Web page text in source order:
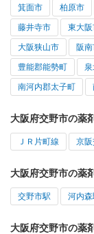
箕面市 柏原市
藤井寺市 東大
大阪狭山市 阪
豊能郡能勢町
南河内郡太子町
大阪府交野市の薬
ＪＲ片町線 京阪
大阪府交野市の薬
交野市駅 河内森
大阪府交野市の薬